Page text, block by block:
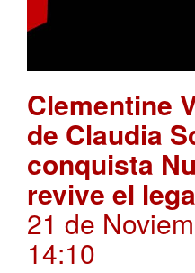
Clementine
de Claudia
conquista
revive el
21 de
14:10